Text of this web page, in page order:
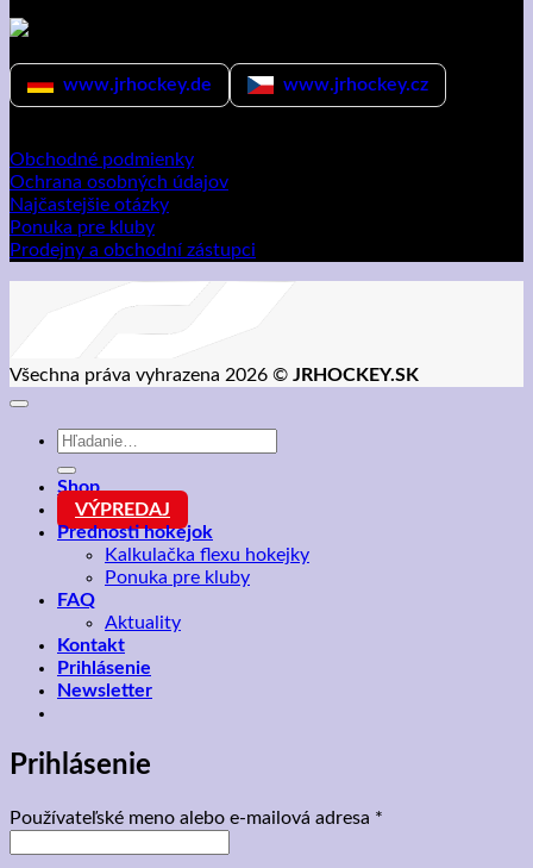
www.jrhockey.de
www.jrhockey.cz
Obchodné podmienky
Ochrana osobných údajov
Najčastejšie otázky
Ponuka pre kluby
Prodejny a obchodní zástupci
Všechna práva vyhrazena 2026 © JRHOCKEY.SK
Hľadať:
Shop
VÝPREDAJ
Prednosti hokejok
Kalkulačka flexu hokejky
Ponuka pre kluby
FAQ
Aktuality
Kontakt
Prihlásenie
Newsletter
Prihlásenie
Používateľské meno alebo e-mailová adresa *